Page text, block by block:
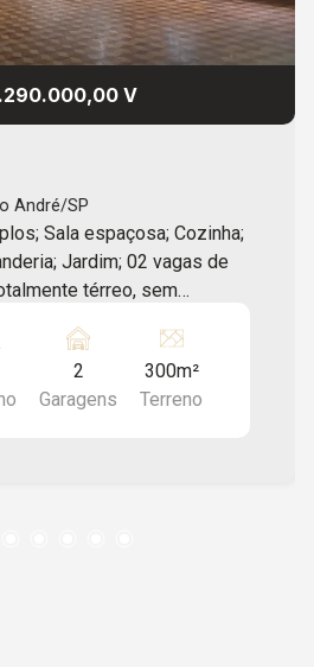
V
André/SP
Sala espaçosa; Cozinha;
Jardim; 02 vagas de
Conta com cômodos
Possui internet Vivo
de televisão na sala.
agilidade nos
2
Garagens
300m²
Terreno